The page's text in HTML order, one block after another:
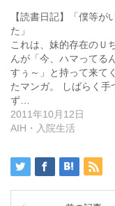
【読書日記】「僕等が
た」
これは、妹的存在のＵ
んが「今、ハマってる
すぅ～」と持って来て
たマンガ。 しばらく手
ず…
2011年10月12日
AIH・入院生活